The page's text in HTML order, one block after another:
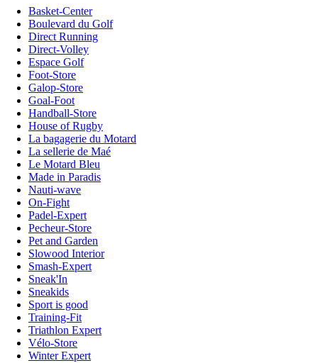
Basket-Center
Boulevard du Golf
Direct Running
Direct-Volley
Espace Golf
Foot-Store
Galop-Store
Goal-Foot
Handball-Store
House of Rugby
La bagagerie du Motard
La sellerie de Maé
Le Motard Bleu
Made in Paradis
Nauti-wave
On-Fight
Padel-Expert
Pecheur-Store
Pet and Garden
Slowood Interior
Smash-Expert
Sneak'In
Sneakids
Sport is good
Training-Fit
Triathlon Expert
Vélo-Store
Winter Expert